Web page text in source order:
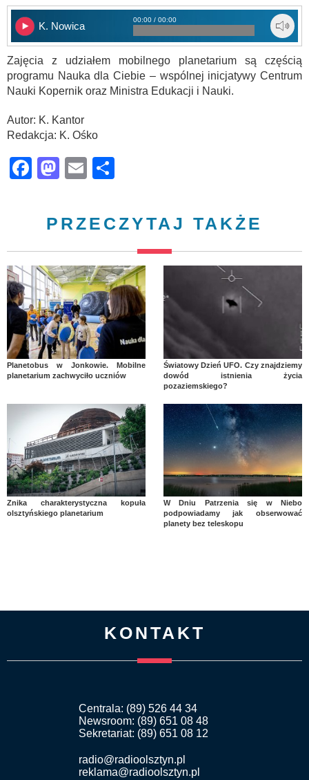
K. Nowica
00:00 / 00:00
Zajęcia z udziałem mobilnego planetarium są częścią
programu Nauka dla Ciebie – wspólnej inicjatywy Centrum
Nauki Kopernik oraz Ministra Edukacji i Nauki.
Autor: K. Kantor
Redakcja: K. Ośko
Facebook
Mastodon
Email
PRZECZYTAJ TAKŻE
Planetobus w Jonkowie. Mobilne
planetarium zachwyciło uczniów
Światowy Dzień UFO. Czy znajdziemy
dowód istnienia życia
pozaziemskiego?
Znika charakterystyczna kopuła
olsztyńskiego planetarium
W Dniu Patrzenia się w Niebo
podpowiadamy jak obserwować
planety bez teleskopu
KONTAKT
Centrala: (89) 526 44 34
Newsroom: (89) 651 08 48
Sekretariat: (89) 651 08 12
radio@radioolsztyn.pl
reklama@radioolsztyn.pl